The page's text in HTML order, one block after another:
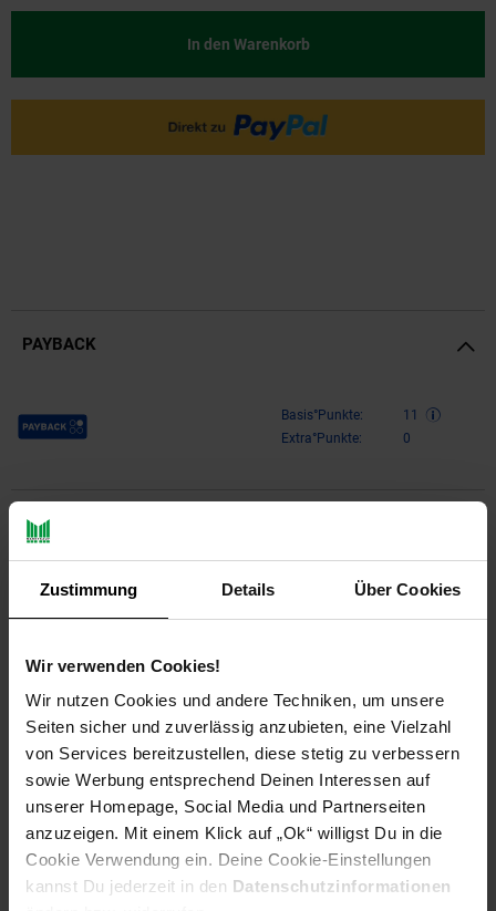
Zustimmung Details Über Cookies
Wir verwenden Cookies!
Wir nutzen Cookies und andere Techniken, um unsere
Seiten sicher und zuverlässig anzubieten, eine Vielzahl
von Services bereitzustellen, diese stetig zu verbessern
sowie Werbung entsprechend Deinen Interessen auf
unserer Homepage, Social Media und Partnerseiten
anzuzeigen. Mit einem Klick auf „Ok“ willigst Du in die
Cookie Verwendung ein. Deine Cookie-Einstellungen
kannst Du jederzeit in den Datenschutzinformationen
In den Warenkorb
PAYBACK
Payback Punkte Basis°Punkte:
11
Extra°Punkte:
0
Produktbeschreibung
Diese Action-Figuren im 10 cm (weitere separat
gehüpft. Jede Figur wird mit einem Accessoire zum Spielen
oder Aufstellen geliefert.
Die Spielfiguren sorgen mit Lichtern, Geräuschen, und anderen
lustigen Elementen für Action, sodass der Film zum Leben
erweckt wird!
Größere Figuren im 30 cm-Maßstab (separat erhältlch) sorgen
für einen größeren Eindruck beim Spielen und Ausstellen. Fans
können nach ihren Lieblingsfiguren suchen oder sie alle
sammeln! Jede Figur ist separat erhältlich, je nach